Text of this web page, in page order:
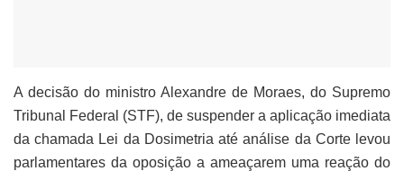
A decisão do ministro Alexandre de Moraes, do Supremo
Tribunal Federal (STF), de suspender a aplicação imediata
da chamada Lei da Dosimetria até análise da Corte levou
parlamentares da oposição a ameaçarem uma reação do